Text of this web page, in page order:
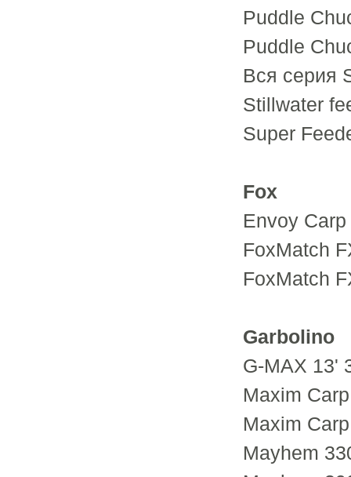
Puddle
Puddle
Вся серия
Stillwater
Super
Fox
Envoy
FoxMatch
FoxMatch
Garbolino
G-MAX 13'
Maxim
Maxim
Mayhem